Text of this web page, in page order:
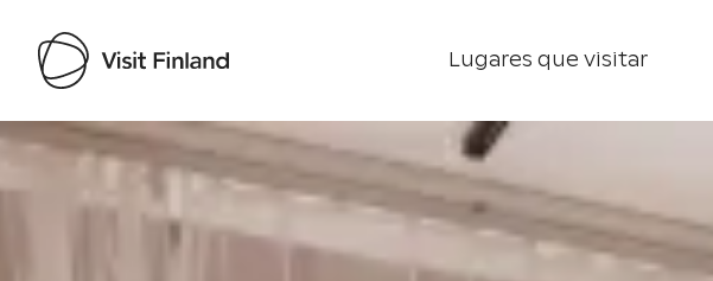
Lugares que visitar
Visit Finland